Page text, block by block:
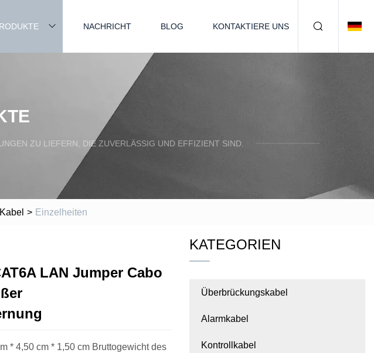
NACHRICHT BLOG KONTAKTIERE UNS
ZU LIEFERN, DIE ZUVERLÄSSIG UND EFFIZIENT SIND.
> Einzelheiten
LAN Jumper Cabo
* 4,50 cm * 1,50 cm Bruttogewicht des
KATEGORIEN
Überbrückungskabel
Alarmkabel
Kontrollkabel